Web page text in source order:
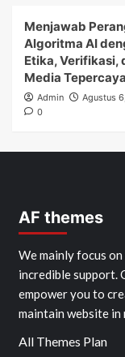
Menjawab
Algoritma AI
Etika, Verifikasi,
Media Tepercaya
Admin
Agustus
0
AF themes
We mainly focus
incredible support.
empower you to
maintain website in
All Themes Plan